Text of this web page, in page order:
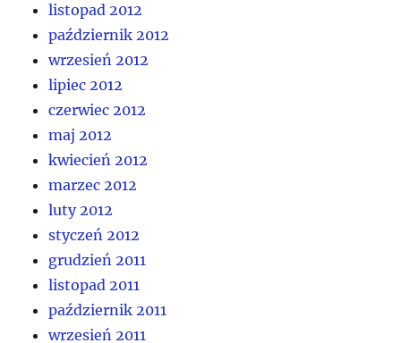
listopad 2012
październik 2012
wrzesień 2012
lipiec 2012
czerwiec 2012
maj 2012
kwiecień 2012
marzec 2012
luty 2012
styczeń 2012
grudzień 2011
listopad 2011
październik 2011
wrzesień 2011